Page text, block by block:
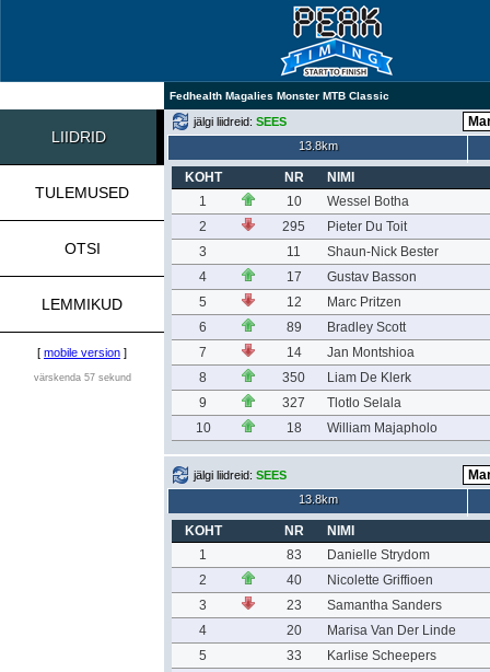
Fedhealth Magalies Monster MTB Classic
LIIDRID
TULEMUSED
OTSI
LEMMIKUD
[ mobile version ]
värskenda 57 sekund
jälgi liidreid: SEES
13.8km
KOHT NR
NIMI
1
10
Wessel Botha
2
295
Pieter Du Toit
3
11
Shaun-Nick Bester
4
17
Gustav Basson
5
12
Marc Pritzen
6
89
Bradley Scott
7
14
Jan Montshioa
8
350
Liam De Klerk
9
327
Tlotlo Selala
10
18 William Majapholo
jälgi liidreid: SEES
13.8km
KOHT NR
NIMI
1
83
Danielle Strydom
2
40
Nicolette Griffioen
3
23
Samantha Sanders
4
20
Marisa Van Der Linde
5
33
Karlise Scheepers